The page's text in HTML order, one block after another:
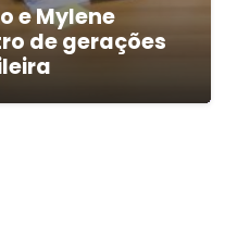
e Mylene
de gerações